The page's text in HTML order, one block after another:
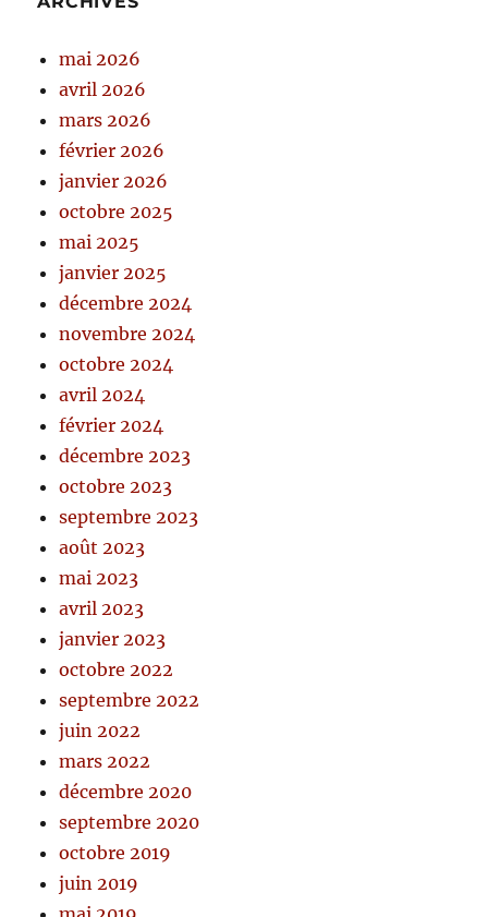
mai 2026
avril 2026
mars 2026
février 2026
janvier 2026
octobre 2025
mai 2025
janvier 2025
décembre 2024
novembre 2024
octobre 2024
avril 2024
février 2024
décembre 2023
octobre 2023
septembre 2023
août 2023
mai 2023
avril 2023
janvier 2023
octobre 2022
septembre 2022
juin 2022
mars 2022
décembre 2020
septembre 2020
octobre 2019
juin 2019